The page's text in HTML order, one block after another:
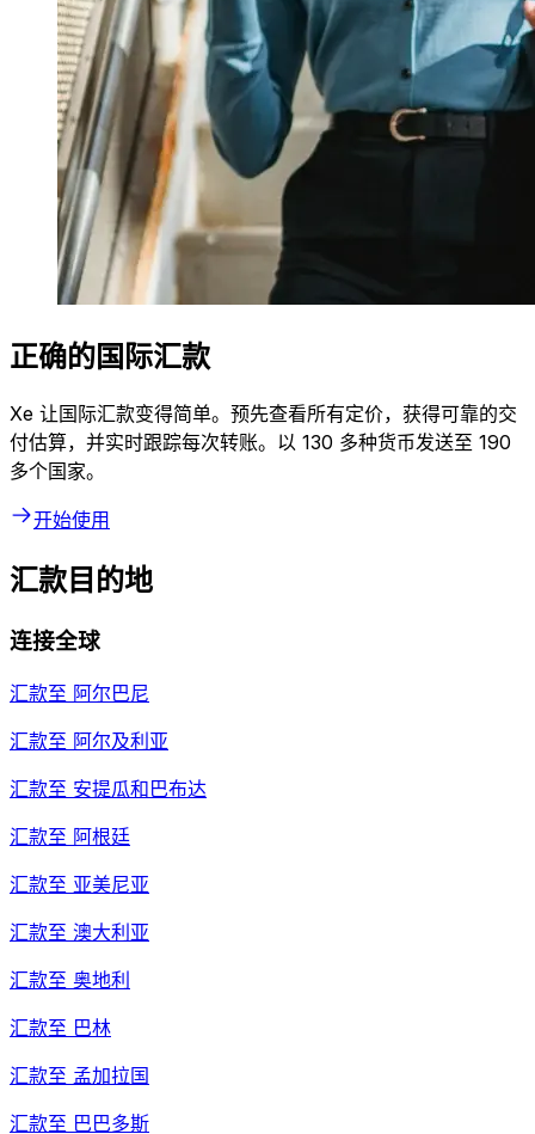
正确的国际汇款
Xe 让国际汇款变得简单。预先查看所有定价，获得可靠的交
付估算，并实时跟踪每次转账。以 130 多种货币发送至 190
多个国家。
开始使用
汇款目的地
连接全球
汇款至 阿尔巴尼
汇款至 阿尔及利亚
汇款至 安提瓜和巴布达
汇款至 阿根廷
汇款至 亚美尼亚
汇款至 澳大利亚
汇款至 奥地利
汇款至 巴林
汇款至 孟加拉国
汇款至 巴巴多斯